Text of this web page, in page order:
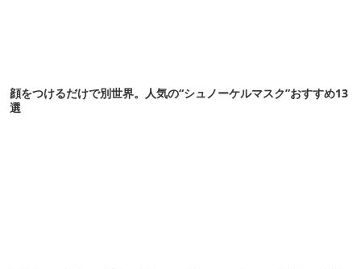
顔をつけるだけで別世界。人気の“シュノーケルマスク”おすすめ13
選